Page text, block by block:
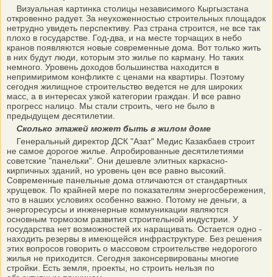
Визуальная картинка столицы независимого Кыргызстана
откровенно радует. За неухоженностью строительных площадок
нетрудно увидеть перспективу. Раз страна строится, не все так
плохо в государстве. Год-два, и на месте торчащих в небо
кранов появляются новые современные дома. Вот только жить
в них будут люди, которым это жилье по карману. Но таких
немного. Уровень доходов большинства находится в
непримиримом конфликте с ценами на квартиры. Поэтому
сегодня жилищное строительство ведется не для широких
масс, а в интересах узкой категории граждан. И все равно
прогресс налицо. Мы стали строить, чего не было в
предыдущем десятилетии.
Сколько этажей может быть в жилом доме
Генеральный директор ДСК "Азат" Медис Казакбаев строит
не самое дорогое жилье. Апробированные десятилетиями
советские "панельки". Они дешевле элитных каркасно-
кирпичных зданий, но уровень цен все равно высокий.
Современные панельные дома отличаются от стандартных
хрущевок. По крайней мере по показателям энергосбережения,
что в наших условиях особенно важно. Потому не деньги, а
энергоресурсы и инженерные коммуникации являются
основным тормозом развития строительной индустрии. У
государства нет возможностей их наращивать. Остается одно -
находить резервы в имеющейся инфраструктуре. Без решения
этих вопросов говорить о массовом строительстве недорогого
жилья не приходится. Сегодня законсервированы многие
стройки. Есть земля, проекты, но строить нельзя по